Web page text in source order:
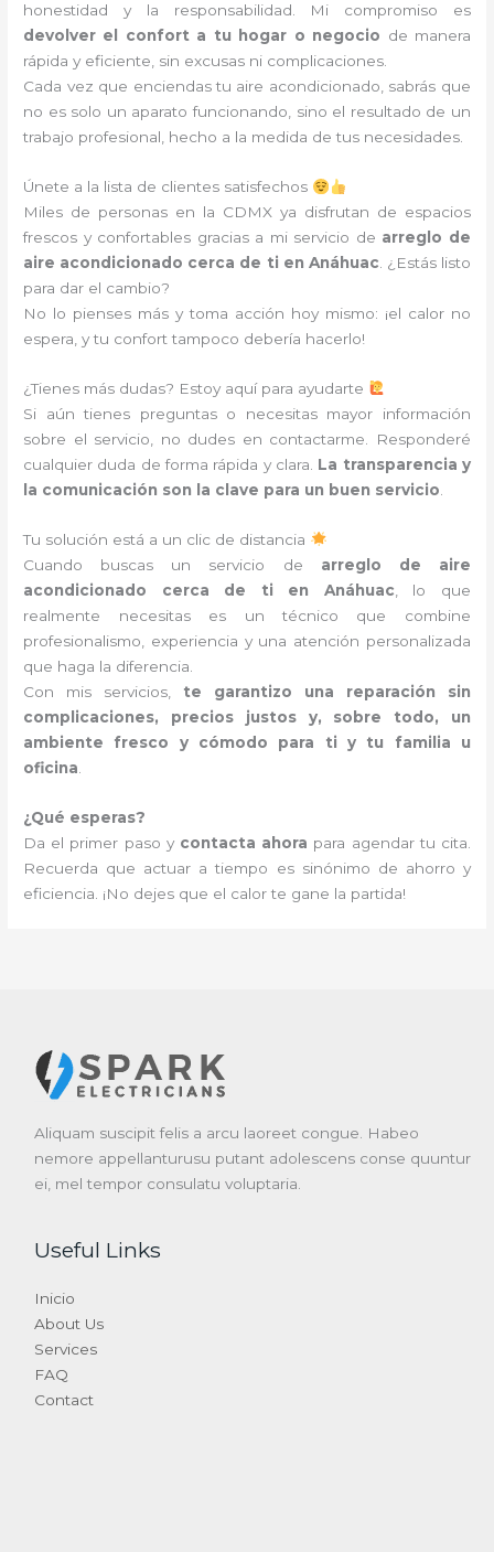
honestidad y la responsabilidad. Mi compromiso es
devolver el confort a tu hogar o negocio de manera
rápida y eficiente, sin excusas ni complicaciones.
Cada vez que enciendas tu aire acondicionado, sabrás que
no es solo un aparato funcionando, sino el resultado de un
trabajo profesional, hecho a la medida de tus necesidades.
Únete a la lista de clientes satisfechos
Miles de personas en la CDMX ya disfrutan de espacios
frescos y confortables gracias a mi servicio de arreglo de
aire acondicionado cerca de ti en Anáhuac . ¿Estás listo
para dar el cambio?
No lo pienses más y toma acción hoy mismo: ¡el calor no
espera, y tu confort tampoco debería hacerlo!
¿Tienes más dudas? Estoy aquí para ayudarte
Si aún tienes preguntas o necesitas mayor información
sobre el servicio, no dudes en contactarme. Responderé
cualquier duda de forma rápida y clara. La transparencia y
la comunicación son la clave para un buen servicio
Tu solución está a un clic de distancia
Cuando buscas un servicio de arreglo de aire
acondicionado cerca de ti en Anáhuac , lo que
realmente necesitas es un técnico que combine
profesionalismo, experiencia y una atención personalizada
que haga la diferencia.
Con mis servicios, te garantizo una reparación sin
complicaciones, precios justos y, sobre todo, un
ambiente fresco y cómodo para ti y tu familia u
oficina
¿Qué esperas?
Da el primer paso y contacta ahora para agendar tu cita.
Recuerda que actuar a tiempo es sinónimo de ahorro y
eficiencia. ¡No dejes que el calor te gane la partida!
Aliquam suscipit felis a arcu laoreet congue. Habeo
nemore appellanturusu putant adolescens conse quuntur
ei, mel tempor consulatu voluptaria.
Useful Links
Inicio
About Us
Services
FAQ
Contact